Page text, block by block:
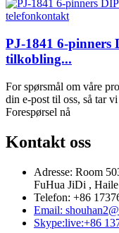
PJ-1841 6-pinners
tilkobling...
For spørsmål om våre
din e-post til oss, så tar
Forespørsel nå
Kontakt oss
Adresse: Room
FuHua JiDi , Haile
Telefon: +86
Email:
Skype:live:+86